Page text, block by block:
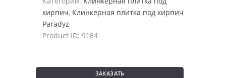
кирпич, Клинкерная плитка под кирпич
Paradyz
Product ID: 9184
ЗАКАЗАТЬ